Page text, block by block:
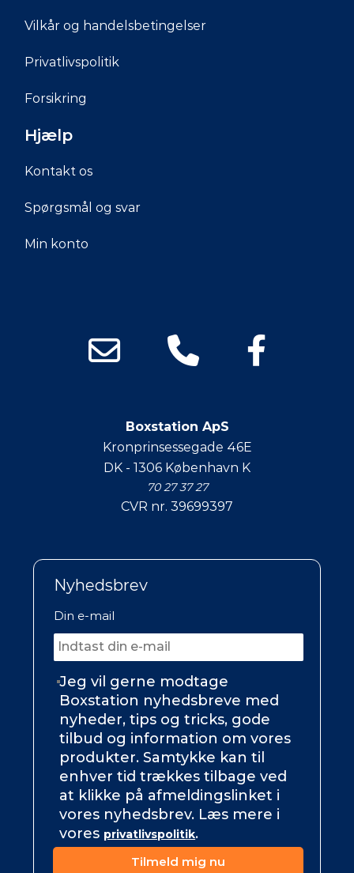
Vilkår og handelsbetingelser
Privatlivspolitik
Forsikring
Hjælp
Kontakt os
Spørgsmål og svar
Min konto
Boxstation ApS
Kronprinsessegade 46E
DK - 1306 København K
70 27 37 27
CVR nr. 39699397
Nyhedsbrev
Din e-mail
Jeg vil gerne modtage
Boxstation nyhedsbreve med
nyheder, tips og tricks, gode
tilbud og information om vores
produkter. Samtykke kan til
enhver tid trækkes tilbage ved
at klikke på afmeldingslinket i
vores nyhedsbrev. Læs mere i
vores privatlivspolitik.